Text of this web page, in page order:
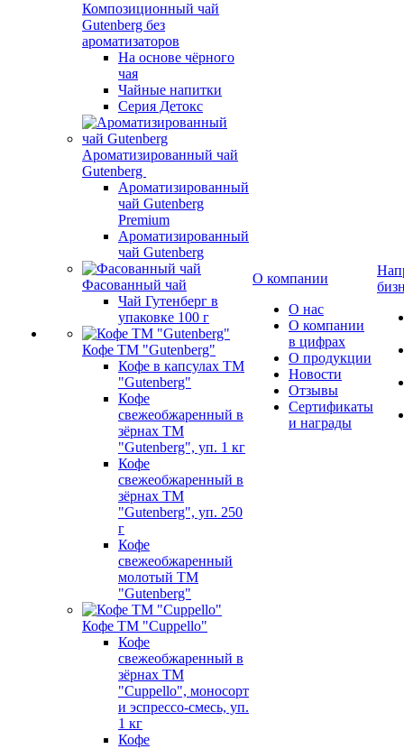
Композиционный чай
Gutenberg без
ароматизаторов
На основе чёрного
чая
Чайные напитки
Серия Детокс
Ароматизированный чай
Gutenberg
Ароматизированный
чай Gutenberg
Premium
Ароматизированный
чай Gutenberg
Фасованный чай
Чай Гутенберг в
упаковке 100 г
Кофе ТМ "Gutenberg"
Кофе в капсулах ТМ
"Gutenberg"
Кофе
свежеобжаренный в
зёрнах ТМ
"Gutenberg", уп. 1 кг
Кофе
свежеобжаренный в
зёрнах ТМ
"Gutenberg", уп. 250
г
Кофе
свежеобжаренный
молотый ТМ
"Gutenberg"
Кофе ТМ "Cuppello"
Кофе
свежеобжаренный в
зёрнах ТМ
"Cuppello", моносорт
и эспрессо-смесь, уп.
1 кг
Кофе
О компании
О нас
О компании
в цифрах
О продукции
Новости
Отзывы
Сертификаты
и награды